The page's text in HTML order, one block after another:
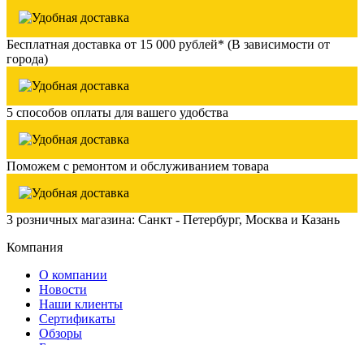
Бесплатная доставка от 15 000 рублей* (В зависимости от
города)
5 способов оплаты для вашего удобства
Поможем с ремонтом и обслуживанием товара
3 розничных магазина: Санкт - Петербург, Москва и Казань
Компания
О компании
Новости
Наши клиенты
Сертификаты
Обзоры